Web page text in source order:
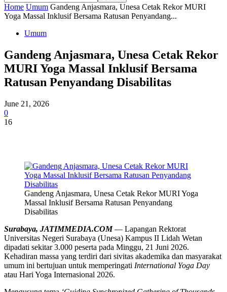
Home Umum Gandeng Anjasmara, Unesa Cetak Rekor MURI
Yoga Massal Inklusif Bersama Ratusan Penyandang...
Umum
Gandeng Anjasmara, Unesa Cetak Rekor
MURI Yoga Massal Inklusif Bersama
Ratusan Penyandang Disabilitas
June 21, 2026
0
16
Gandeng Anjasmara, Unesa Cetak Rekor MURI Yoga
Massal Inklusif Bersama Ratusan Penyandang
Disabilitas
Surabaya, JATIMMEDIA.COM— Lapangan Rektorat
Universitas Negeri Surabaya (Unesa) Kampus II Lidah Wetan
dipadati sekitar 3.000 peserta pada Minggu, 21 Juni 2026.
Kehadiran massa yang terdiri dari sivitas akademika dan masyarakat
umum ini bertujuan untuk memperingati International Yoga Day
atau Hari Yoga Internasional 2026.